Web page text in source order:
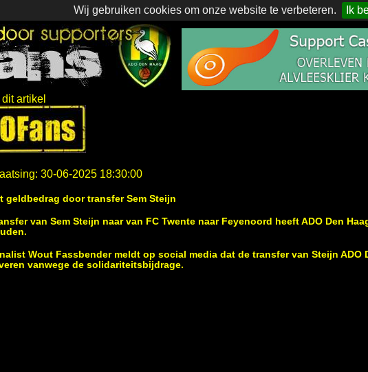
Wij gebruiken cookies om onze website te verbeteren. Ik
artikel
30-06-2025 18:30:00
geldbedrag door transfer Sem Steijn
van Sem Steijn naar van FC Twente naar Feyenoord heeft ADO Den
Wout Fassbender meldt op social media dat de transfer van Steijn ADO
vanwege de solidariteitsbijdrage.